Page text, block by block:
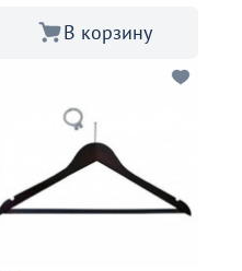
В корзину